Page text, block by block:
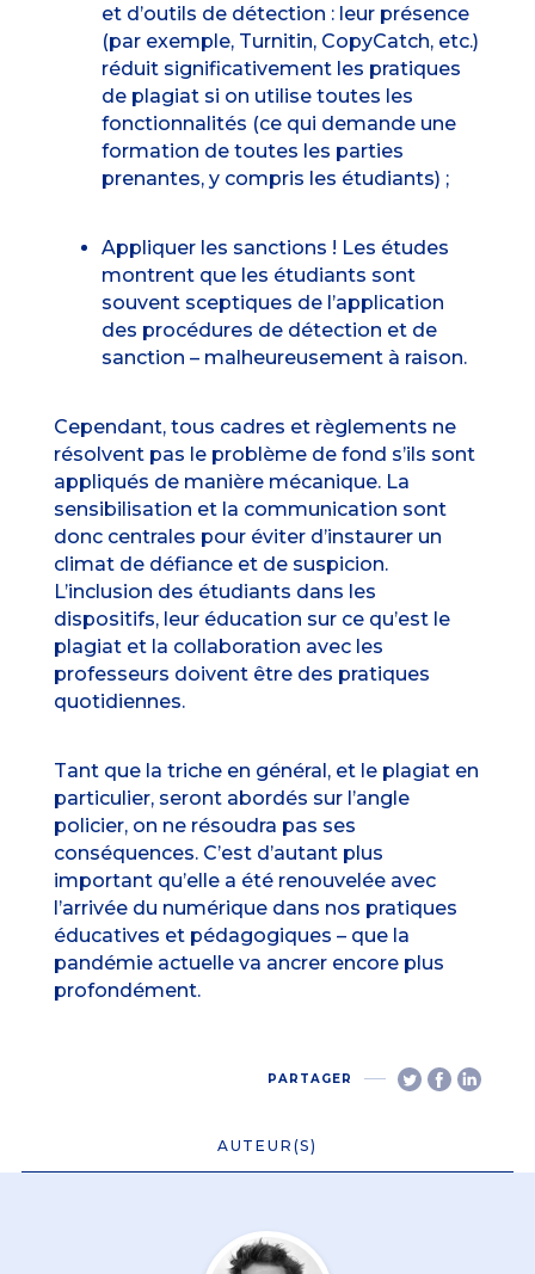
et d’outils de détection : leur présence
(par exemple, Turnitin, CopyCatch, etc.)
réduit significativement les pratiques
de plagiat si on utilise toutes les
fonctionnalités (ce qui demande une
formation de toutes les parties
prenantes, y compris les étudiants) ;
Appliquer les sanctions ! Les études
montrent que les étudiants sont
souvent sceptiques de l’application
des procédures de détection et de
sanction – malheureusement à raison.
Cependant, tous cadres et règlements ne
résolvent pas le problème de fond s’ils sont
appliqués de manière mécanique. La
sensibilisation et la communication sont
donc centrales pour éviter d’instaurer un
climat de défiance et de suspicion.
L’inclusion des étudiants dans les
dispositifs, leur éducation sur ce qu’est le
plagiat et la collaboration avec les
professeurs doivent être des pratiques
quotidiennes.
Tant que la triche en général, et le plagiat en
particulier, seront abordés sur l’angle
policier, on ne résoudra pas ses
conséquences. C’est d’autant plus
important qu’elle a été renouvelée avec
l’arrivée du numérique dans nos pratiques
éducatives et pédagogiques – que la
pandémie actuelle va ancrer encore plus
profondément.
PARTAGER
AUTEUR(S)